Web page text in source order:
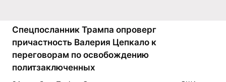
Спецпосланник Трампа опроверг
причастность Валерия Цепкало к
переговорам по освобождению
политзаключенных